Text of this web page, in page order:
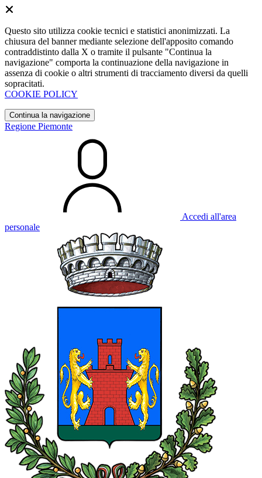
Questo sito utilizza cookie tecnici e statistici anonimizzati. La
chiusura del banner mediante selezione dell'apposito comando
contraddistinto dalla X o tramite il pulsante "Continua la
navigazione" comporta la continuazione della navigazione in
assenza di cookie o altri strumenti di tracciamento diversi da quelli
sopracitati.
COOKIE POLICY
Continua la navigazione
Regione Piemonte
Accedi all'area
personale